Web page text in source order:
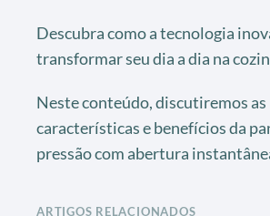
Descubra como a tecnologia
transformar seu dia a dia na
Neste conteúdo, discutiremos as
características e benefícios da
pressão com abertura
ARTIGOS RELACIONADOS